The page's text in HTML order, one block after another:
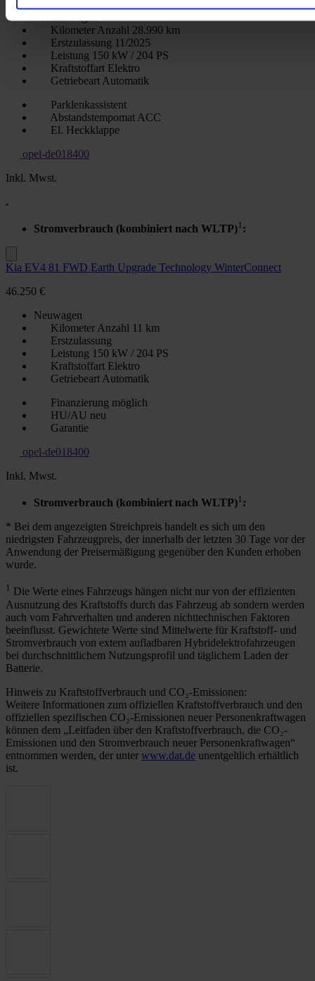
Kilometer Anzahl 28.990 km
Erstzulassung 11/2025
Leistung 150 kW / 204 PS
Kraftstoffart Elektro
Getriebeart Automatik
Parklenkassistent
Abstandstempomat ACC
El. Heckklappe
opel-de018400
Inkl. Mwst.
Stromverbrauch (kombiniert nach WLTP)1 :
Kia EV4 81 FWD Earth Upgrade Technology WinterConnect
46.250 €
Neuwagen
Kilometer Anzahl 11 km
Erstzulassung
Leistung 150 kW / 204 PS
Kraftstoffart Elektro
Getriebeart Automatik
Finanzierung möglich
HU/AU neu
Garantie
opel-de018400
Inkl. Mwst.
Stromverbrauch (kombiniert nach WLTP)1 :
* Bei dem angezeigten Streichpreis handelt es sich um den
niedrigsten Fahrzeugpreis, der innerhalb der letzten 30 Tage vor der
Anwendung der Preisermäßigung gegenüber den Kunden erhoben
wurde.
1 Die Werte eines Fahrzeugs hängen nicht nur von der effizienten
Ausnutzung des Kraftstoffs durch das Fahrzeug ab sondern werden
auch vom Fahrverhalten und anderen nichttechnischen Faktoren
beeinflusst. Gewichtete Werte sind Mittelwerte für Kraftstoff- und
Stromverbrauch von extern aufladbaren Hybridelektrofahrzeugen
bei durchschnittlichem Nutzungsprofil und täglichem Laden der
Batterie.
Hinweis zu Kraftstoffverbrauch und CO₂-Emissionen:
Weitere Informationen zum offiziellen Kraftstoffverbrauch und den
offiziellen spezifischen CO₂-Emissionen neuer Personenkraftwagen
können dem „Leitfaden über den Kraftstoffverbrauch, die CO₂-
Emissionen und den Stromverbrauch neuer Personenkraftwagen“
entnommen werden, der unter www.dat.de unentgeltlich erhältlich
ist.